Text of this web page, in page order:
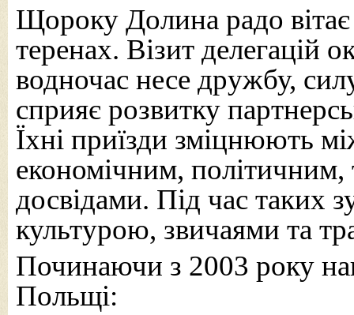
Щороку Долина радо вітає
теренах. Візит делегацій
водночас несе дружбу,
сприяє розвитку
Їхні приїзди зміцнюють
економічним,
досвідами. Під час таких
культурою, звичаями та
Починаючи з 2003 року
Польщі: